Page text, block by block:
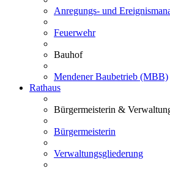
Anregungs- und
Feuerwehr
Bauhof
Mendener Baubetrieb (MBB)
Rathaus
Bürgermeisterin &
Bürgermeisterin
Verwaltungsgliederung